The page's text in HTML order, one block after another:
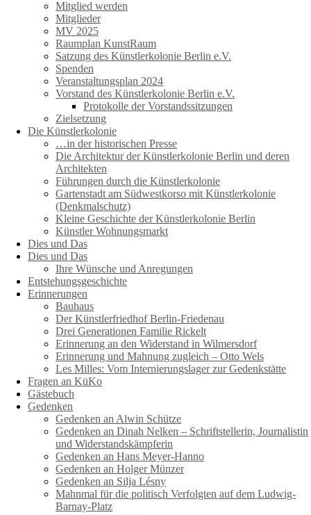
Mitglied werden
Mitglieder
MV 2025
Raumplan KunstRaum
Satzung des Künstlerkolonie Berlin e.V.
Spenden
Veranstaltungsplan 2024
Vorstand des Künstlerkolonie Berlin e.V.
Protokolle der Vorstandssitzungen
Zielsetzung
Die Künstlerkolonie
…in der historischen Presse
Die Architektur der Künstlerkolonie Berlin und deren
Architekten
Führungen durch die Künstlerkolonie
Gartenstadt am Südwestkorso mit Künstlerkolonie
(Denkmalschutz)
Kleine Geschichte der Künstlerkolonie Berlin
Künstler Wohnungsmarkt
Dies und Das
Dies und Das
Ihre Wünsche und Anregungen
Entstehungsgeschichte
Erinnerungen
Bauhaus
Der Künstlerfriedhof Berlin-Friedenau
Drei Generationen Familie Rickelt
Erinnerung an den Widerstand in Wilmersdorf
Erinnerung und Mahnung zugleich – Otto Wels
Les Milles: Vom Internierungslager zur Gedenkstätte
Fragen an KüKo
Gästebuch
Gedenken
Gedenken an Alwin Schütze
Gedenken an Dinah Nelken – Schriftstellerin, Journalistin
und Widerstandskämpferin
Gedenken an Hans Meyer-Hanno
Gedenken an Holger Münzer
Gedenken an Silja Lésny
Mahnmal für die politisch Verfolgten auf dem Ludwig-
Barnay-Platz